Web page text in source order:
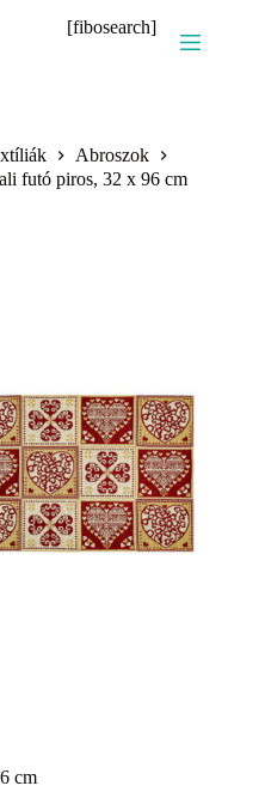
[fibosearch]
Abroszok
futó piros, 32 x 96 cm
cm